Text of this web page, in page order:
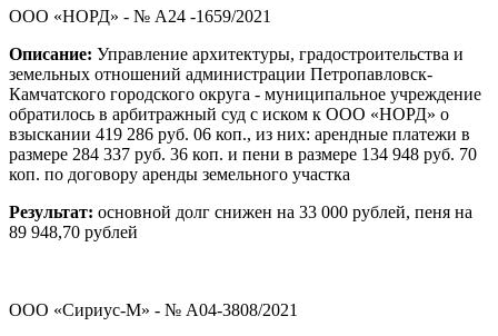
ООО «НОРД» - № А24 -1659/2021
Описание: Управление архитектуры, градостроительства и
земельных отношений администрации Петропавловск-
Камчатского городского округа - муниципальное учреждение
обратилось в арбитражный суд с иском к ООО «НОРД» о
взыскании 419 286 руб. 06 коп., из них: арендные платежи в
размере 284 337 руб. 36 коп. и пени в размере 134 948 руб. 70
коп. по договору аренды земельного участка
Результат: основной долг снижен на 33 000 рублей, пеня на
89 948,70 рублей
ООО «Сириус-М» - № А04-3808/2021